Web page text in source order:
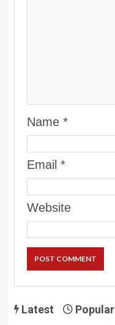
Name*
Email*
Website
Latest Popular